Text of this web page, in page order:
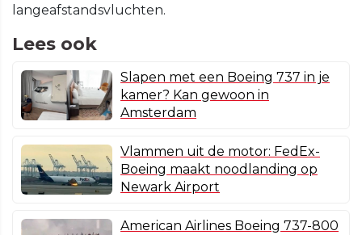
langeafstandsvluchten.
Lees ook
Slapen met een Boeing 737 in je
kamer? Kan gewoon in
Amsterdam
Vlammen uit de motor: FedEx-
Boeing maakt noodlanding op
Newark Airport
American Airlines Boeing 737-800